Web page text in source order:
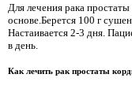
Для лечения рака
основе.Берется 100 г
Настаивается 2-3 дня.
в день.
Как лечить рак простаты